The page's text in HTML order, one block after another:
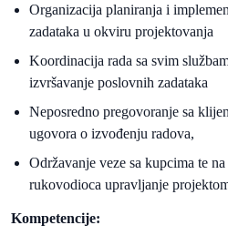
Organizacija planiranja i
zadataka u okviru projektovanja
Koordinacija rada sa svim
izvršavanje poslovnih zadataka
Neposredno pregovoranje sa
ugovora o izvođenju radova,
Održavanje veze sa kupcima te
rukovodioca upravljanje
Kompetencije: